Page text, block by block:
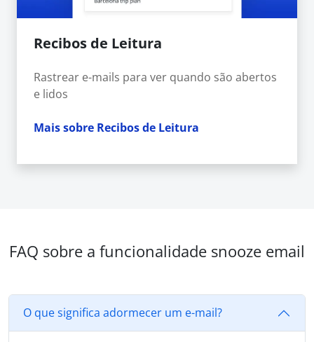
Recibos de Leitura
Rastrear e-mails para ver quando são abertos
e lidos
Mais sobre Recibos de Leitura
FAQ sobre a funcionalidade snooze email
O que significa adormecer um e-mail?